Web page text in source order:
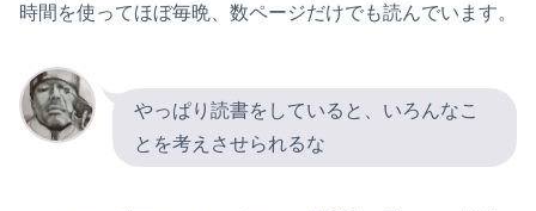
時間を使ってほぼ毎晩、数ページだけでも読んでいます。
やっぱり読書をしていると、いろんなこ
とを考えさせられるな